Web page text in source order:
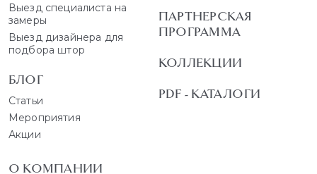
Выезд специалиста на
замеры
Выезд дизайнера для
подбора штор
БЛОГ
Статьи
Мероприятия
Акции
ПАРТНЕРСКАЯ
ПРОГРАММА
КОЛЛЕКЦИИ
PDF - КАТАЛОГИ
О КОМПАНИИ